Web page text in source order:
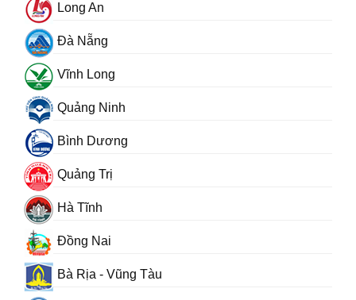
Long An
Đà Nẵng
Vĩnh Long
Quảng Ninh
Bình Dương
Quảng Trị
Hà Tĩnh
Đồng Nai
Bà Rịa - Vũng Tàu